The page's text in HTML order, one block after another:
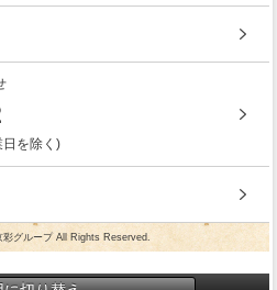
を除く)
グループ All Rights Reserved.